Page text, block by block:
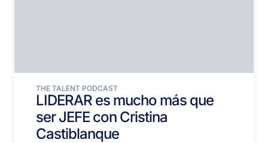
THE TALENT PODCAST
LIDERAR es mucho más que
ser JEFE con Cristina
Castiblanque